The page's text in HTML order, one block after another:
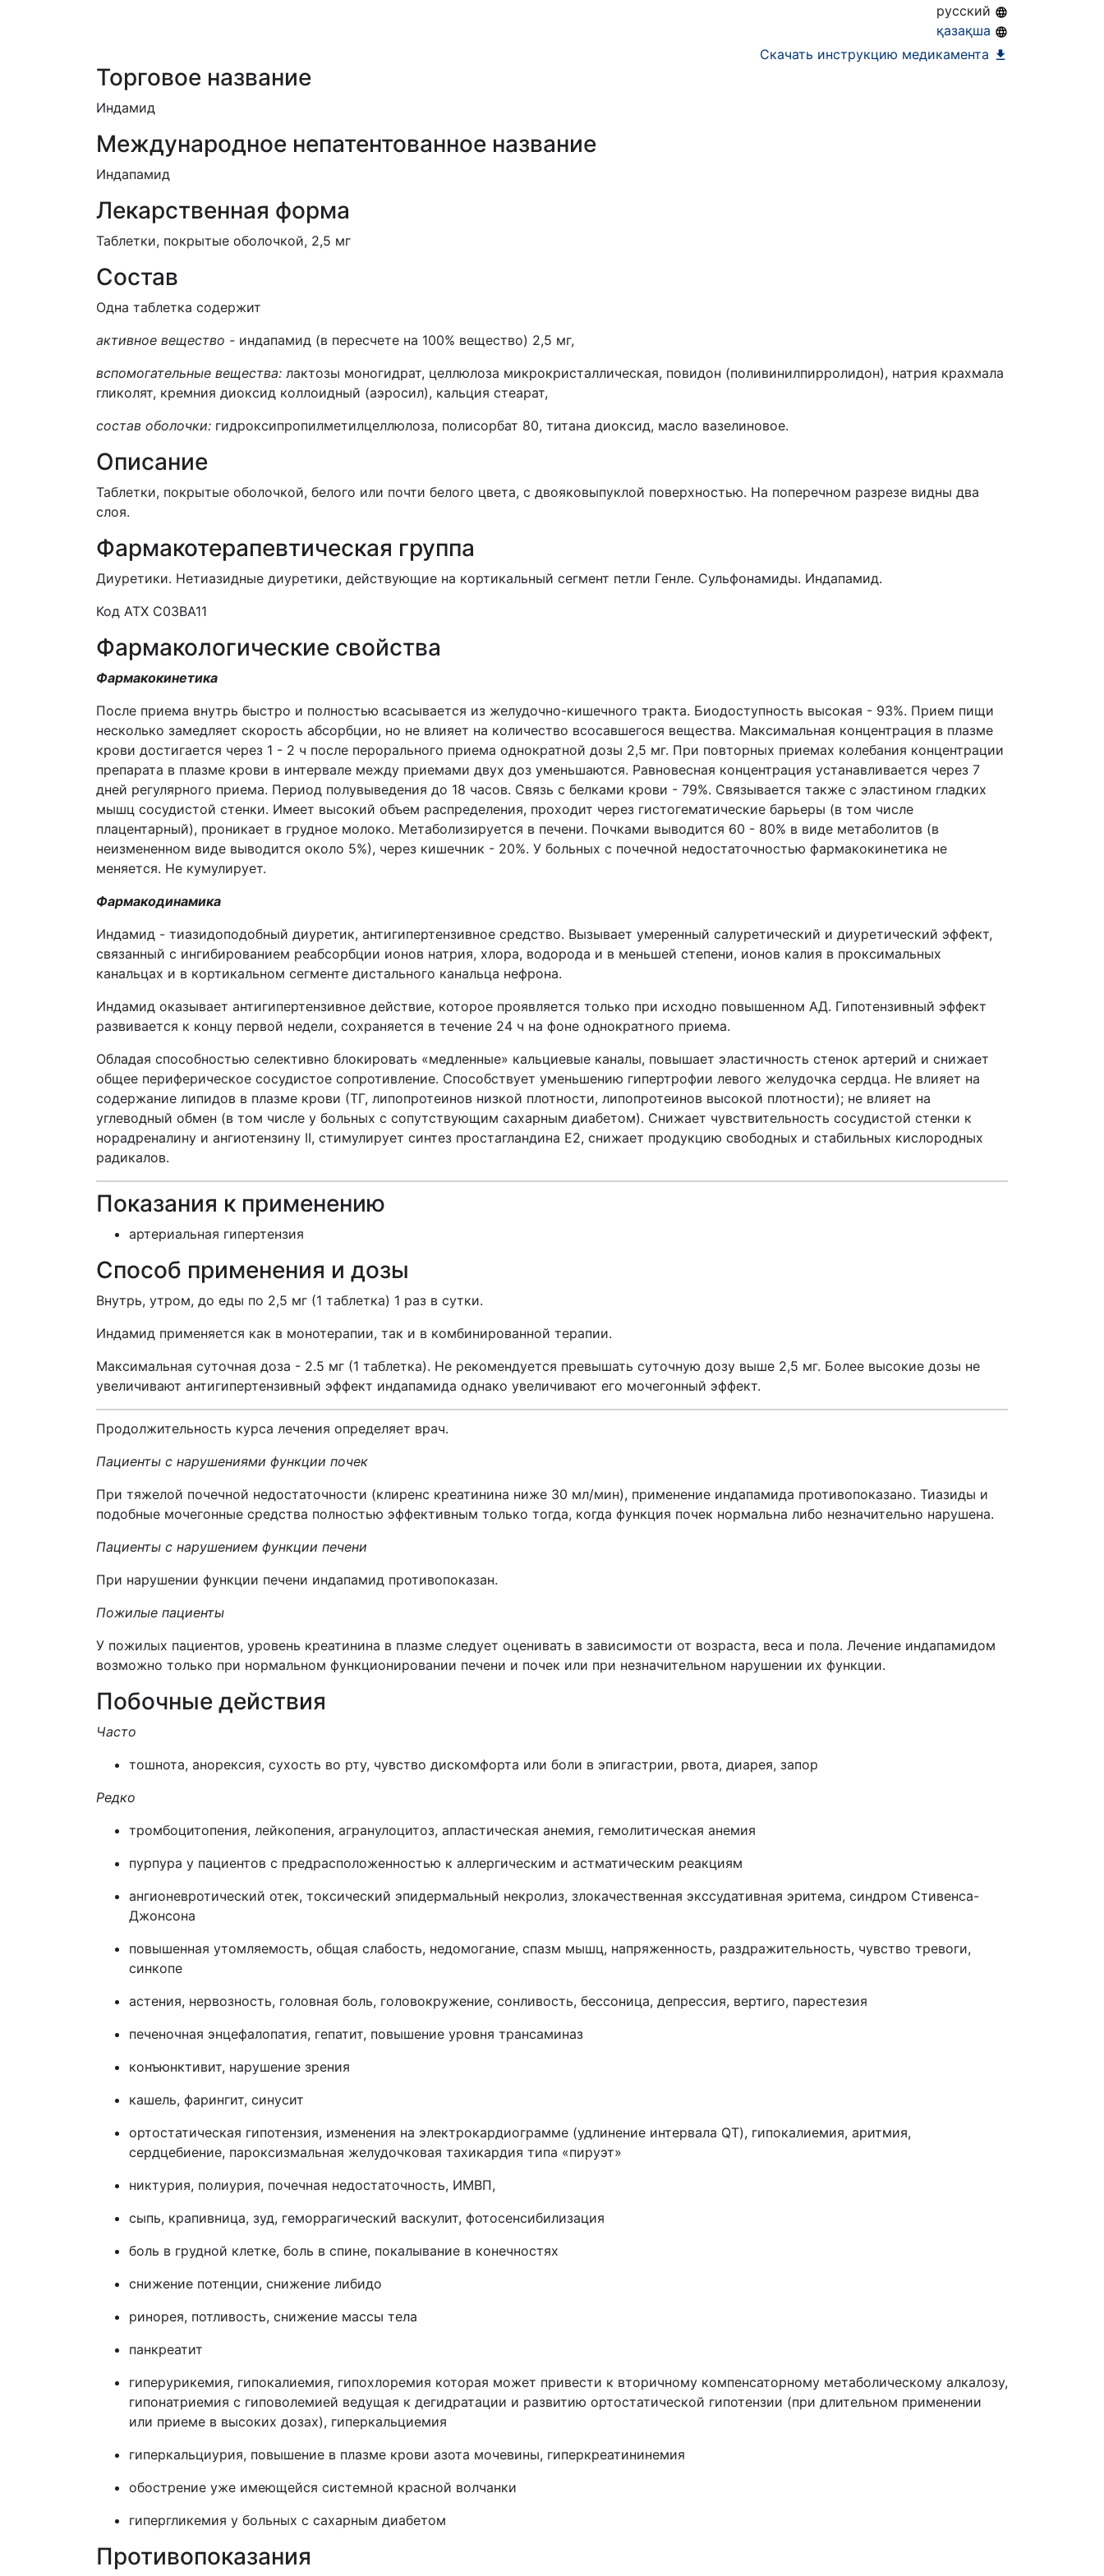
русский
қазақша
Скачать инструкцию медикамента
Торговое название
Индамид
Международное непатентованное название
Индапамид
Лекарственная форма
Таблетки, покрытые оболочкой, 2,5 мг
Состав
Одна таблетка содержит
активное вещество - индапамид (в пересчете на 100% вещество) 2,5 мг,
вспомогательные вещества: лактозы моногидрат, целлюлоза микрокристаллическая, повидон (поливинилпирролидон), натрия крахмала
гликолят, кремния диоксид коллоидный (аэросил), кальция стеарат,
состав оболочки: гидроксипропилметилцеллюлоза, полисорбат 80, титана диоксид, масло вазелиновое.
Описание
Таблетки, покрытые оболочкой, белого или почти белого цвета, с двояковыпуклой поверхностью. На поперечном разрезе видны два
слоя.
Фармакотерапевтическая группа
Диуретики. Нетиазидные диуретики, действующие на кортикальный сегмент петли Генле. Сульфонамиды. Индапамид.
Код АТХ С03ВА11
Фармакологические свойства
Фармакокинетика
После приема внутрь быстро и полностью всасывается из желудочно-кишечного тракта. Биодоступность высокая - 93%. Прием пищи
несколько замедляет скорость абсорбции, но не влияет на количество всосавшегося вещества. Максимальная концентрация в плазме
крови достигается через 1 - 2 ч после перорального приема однократной дозы 2,5 мг. При повторных приемах колебания концентрации
препарата в плазме крови в интервале между приемами двух доз уменьшаются. Равновесная концентрация устанавливается через 7
дней регулярного приема. Период полувыведения до 18 часов. Связь с белками крови - 79%. Связывается также с эластином гладких
мышц сосудистой стенки. Имеет высокий объем распределения, проходит через гистогематические барьеры (в том числе
плацентарный), проникает в грудное молоко. Метаболизируется в печени. Почками выводится 60 - 80% в виде метаболитов (в
неизмененном виде выводится около 5%), через кишечник - 20%. У больных с почечной недостаточностью фармакокинетика не
меняется. Не кумулирует.
Фармакодинамика
Индамид - тиазидоподобный диуретик, антигипертензивное средство. Вызывает умеренный салуретический и диуретический эффект,
связанный с ингибированием реабсорбции ионов натрия, хлора, водорода и в меньшей степени, ионов калия в проксимальных
канальцах и в кортикальном сегменте дистального канальца нефрона.
Индамид оказывает антигипертензивное действие, которое проявляется только при исходно повышенном АД. Гипотензивный эффект
развивается к концу первой недели, сохраняется в течение 24 ч на фоне однократного приема.
Обладая способностью селективно блокировать «медленные» кальциевые каналы, повышает эластичность стенок артерий и снижает
общее периферическое сосудистое сопротивление. Способствует уменьшению гипертрофии левого желудочка сердца. Не влияет на
содержание липидов в плазме крови (ТГ, липопротеинов низкой плотности, липопротеинов высокой плотности); не влияет на
углеводный обмен (в том числе у больных с сопутствующим сахарным диабетом). Снижает чувствительность сосудистой стенки к
норадреналину и ангиотензину II, стимулирует синтез простагландина Е2, снижает продукцию свободных и стабильных кислородных
радикалов.
Показания к применению
артериальная гипертензия
Способ применения и дозы
Внутрь, утром, до еды по 2,5 мг (1 таблетка) 1 раз в сутки.
Индамид применяется как в монотерапии, так и в комбинированной терапии.
Максимальная суточная доза - 2.5 мг (1 таблетка). Не рекомендуется превышать суточную дозу выше 2,5 мг. Более высокие дозы не
увеличивают антигипертензивный эффект индапамида однако увеличивают его мочегонный эффект.
Продолжительность курса лечения определяет врач.
Пациенты с нарушениями функции почек
При тяжелой почечной недостаточности (клиренс креатинина ниже 30 мл/мин), применение индапамида противопоказано. Тиазиды и
подобные мочегонные средства полностью эффективным только тогда, когда функция почек нормальна либо незначительно нарушена.
Пациенты с нарушением функции печени
При нарушении функции печени индапамид противопоказан.
Пожилые пациенты
У пожилых пациентов, уровень креатинина в плазме следует оценивать в зависимости от возраста, веса и пола. Лечение индапамидом
возможно только при нормальном функционировании печени и почек или при незначительном нарушении их функции.
Побочные действия
Часто
тошнота, анорексия, сухость во рту, чувство дискомфорта или боли в эпигастрии, рвота, диарея, запор
Редко
тромбоцитопения, лейкопения, агранулоцитоз, апластическая анемия, гемолитическая анемия
пурпура у пациентов с предрасположенностью к аллергическим и астматическим реакциям
ангионевротический отек, токсический эпидермальный некролиз, злокачественная экссудативная эритема, синдром Стивенса-
Джонсона
повышенная утомляемость, общая слабость, недомогание, спазм мышц, напряженность, раздражительность, чувство тревоги,
синкопе
астения, нервозность, головная боль, головокружение, сонливость, бессоница, депрессия, вертиго, парестезия
печеночная энцефалопатия, гепатит, повышение уровня трансаминаз
конъюнктивит, нарушение зрения
кашель, фарингит, синусит
ортостатическая гипотензия, изменения на электрокардиограмме (удлинение интервала QT), гипокалиемия, аритмия,
сердцебиение, пароксизмальная желудочковая тахикардия типа «пируэт»
никтурия, полиурия, почечная недостаточность, ИМВП,
сыпь, крапивница, зуд, геморрагический васкулит, фотосенсибилизация
боль в грудной клетке, боль в спине, покалывание в конечностях
снижение потенции, снижение либидо
ринорея, потливость, снижение массы тела
панкреатит
гиперурикемия, гипокалиемия, гипохлоремия которая может привести к вторичному компенсаторному метаболическому алкалозу,
гипонатриемия с гиповолемией ведущая к дегидратации и развитию ортостатической гипотензии (при длительном применении
или приеме в высоких дозах), гиперкальциемия
гиперкальциурия, повышение в плазме крови азота мочевины, гиперкреатининемия
обострение уже имеющейся системной красной волчанки
гипергликемия у больных с сахарным диабетом
Противопоказания